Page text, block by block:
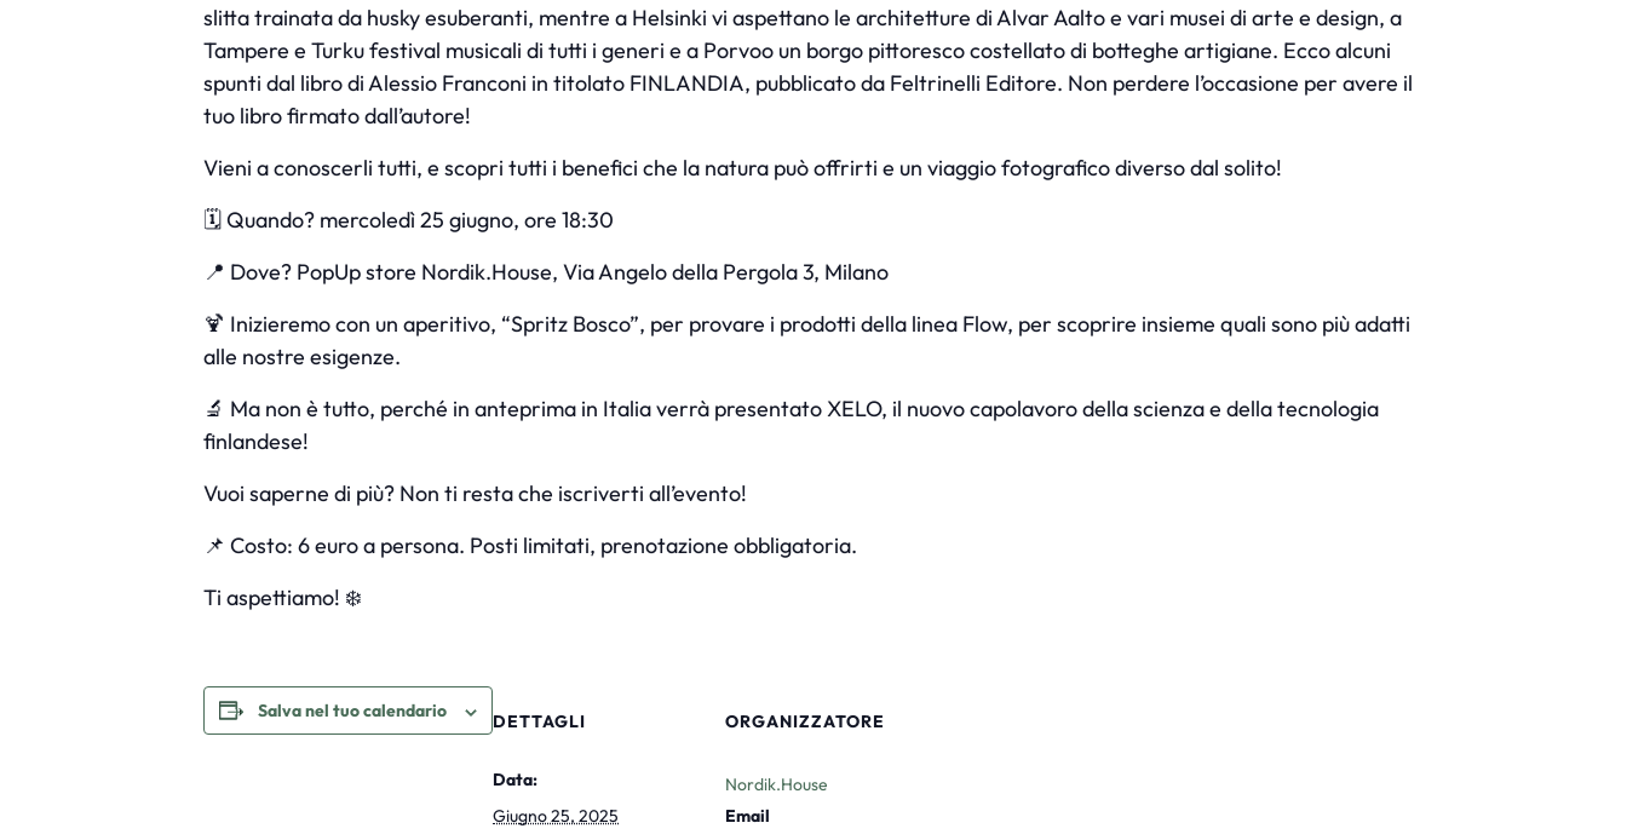
slitta trainata da husky esuberanti, mentre a Helsinki vi aspettano le architetture di Alvar Aalto e vari musei di arte e design, a
Tampere e Turku festival musicali di tutti i generi e a Porvoo un borgo pittoresco costellato di botteghe artigiane. Ecco alcuni
spunti dal libro di Alessio Franconi in titolato FINLANDIA, pubblicato da Feltrinelli Editore. Non perdere l’occasione per avere il
tuo libro firmato dall’autore!
Vieni a conoscerli tutti, e scopri tutti i benefici che la natura può offrirti e un viaggio fotografico diverso dal solito!
🗓 Quando? mercoledì 25 giugno, ore 18:30
📍 Dove? PopUp store Nordik.House, Via Angelo della Pergola 3, Milano
🍹 Inizieremo con un aperitivo, “Spritz Bosco”, per provare i prodotti della linea Flow, per scoprire insieme quali sono più adatti
alle nostre esigenze.
🔬 Ma non è tutto, perché in anteprima in Italia verrà presentato XELO, il nuovo capolavoro della scienza e della tecnologia
finlandese!
Vuoi saperne di più? Non ti resta che iscriverti all’evento!
📌 Costo: 6 euro a persona. Posti limitati, prenotazione obbligatoria.
Ti aspettiamo! ❄️
Salva nel tuo calendario DETTAGLI
Data:
Giugno 25, 2025
ORGANIZZATORE
Nordik.House
Email